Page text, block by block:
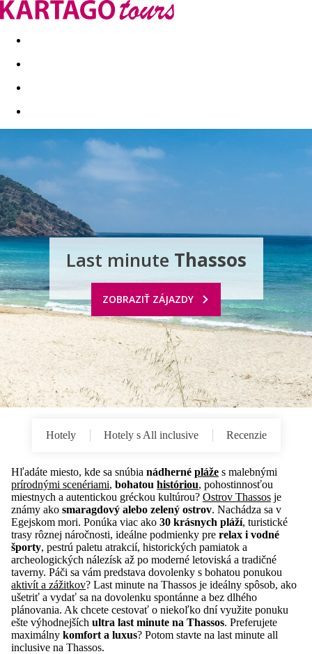
Last minute Dovolenkové kluby
Last minute Thassos
ZOBRAZIŤ ZÁJAZDY
Hotely Hotely s All inclusive Recenzie
Hľadáte miesto, kde sa snúbia nádherné pláže s malebnými
prírodnými scenériami, bohatou históriou, pohostinnosťou
miestnych a autentickou gréckou kultúrou? Ostrov Thassos je
známy ako smaragdový alebo zelený ostrov. Nachádza sa v
Egejskom mori. Ponúka viac ako 30 krásnych pláží, turistické
trasy rôznej náročnosti, ideálne podmienky pre relax i vodné
športy, pestrú paletu atrakcií, historických pamiatok a
archeologických nálezísk až po moderné letoviská a tradičné
taverny. Páči sa vám predstava dovolenky s bohatou ponukou
aktivít a zážitkov? Last minute na Thassos je ideálny spôsob, ako
ušetriť a vydať sa na dovolenku spontánne a bez dlhého
plánovania. Ak chcete cestovať o niekoľko dní využite ponuku
ešte výhodnejších ultra last minute na Thassos. Preferujete
maximálny komfort a luxus? Potom stavte na last minute all
inclusive na Thassos.